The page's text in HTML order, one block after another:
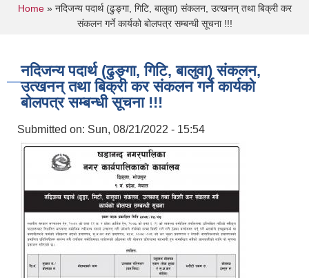
You are here
Home» नदिजन्य पदार्थ (ढुङ्गा, गिटि, बालुवा) संकलन, उत्खनन् तथा बिक्री कर
संकलन गर्ने कार्यको बोलपत्र सम्बन्धी सूचना !!!
नदिजन्य पदार्थ (ढुङ्गा, गिटि, बालुवा) संकलन,
उत्खनन् तथा बिक्री कर संकलन गर्ने कार्यको
बोलपत्र सम्बन्धी सूचना !!!
Submitted on: Sun, 08/21/2022 - 15:54